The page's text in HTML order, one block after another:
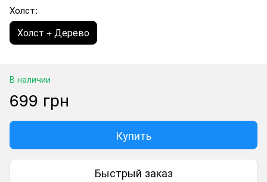
Холст:
Холст + Дерево
В наличии
699 грн
Купить
Быстрый заказ